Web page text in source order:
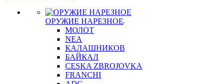
ОРУЖИЕ НАРЕЗНОЕ
МОЛОТ
NEA
КАЛАШНИКОВ
БАЙКАЛ
CESKA ZBROJOVKA
FRANCHI